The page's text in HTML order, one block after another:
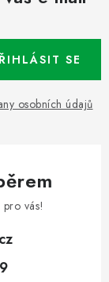
osobních údajů
SE
vás!